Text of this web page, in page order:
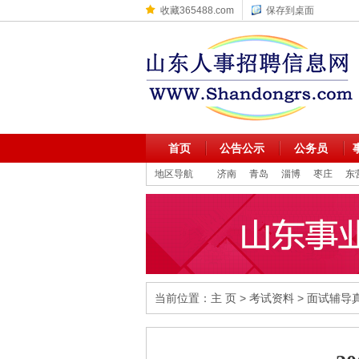
收藏365488.com 保存到桌面
首页 公告公示 公务员
地区导航 济南 青岛 淄博 枣庄 东
当前位置： 主 页 > 考试资料 > 面试辅导